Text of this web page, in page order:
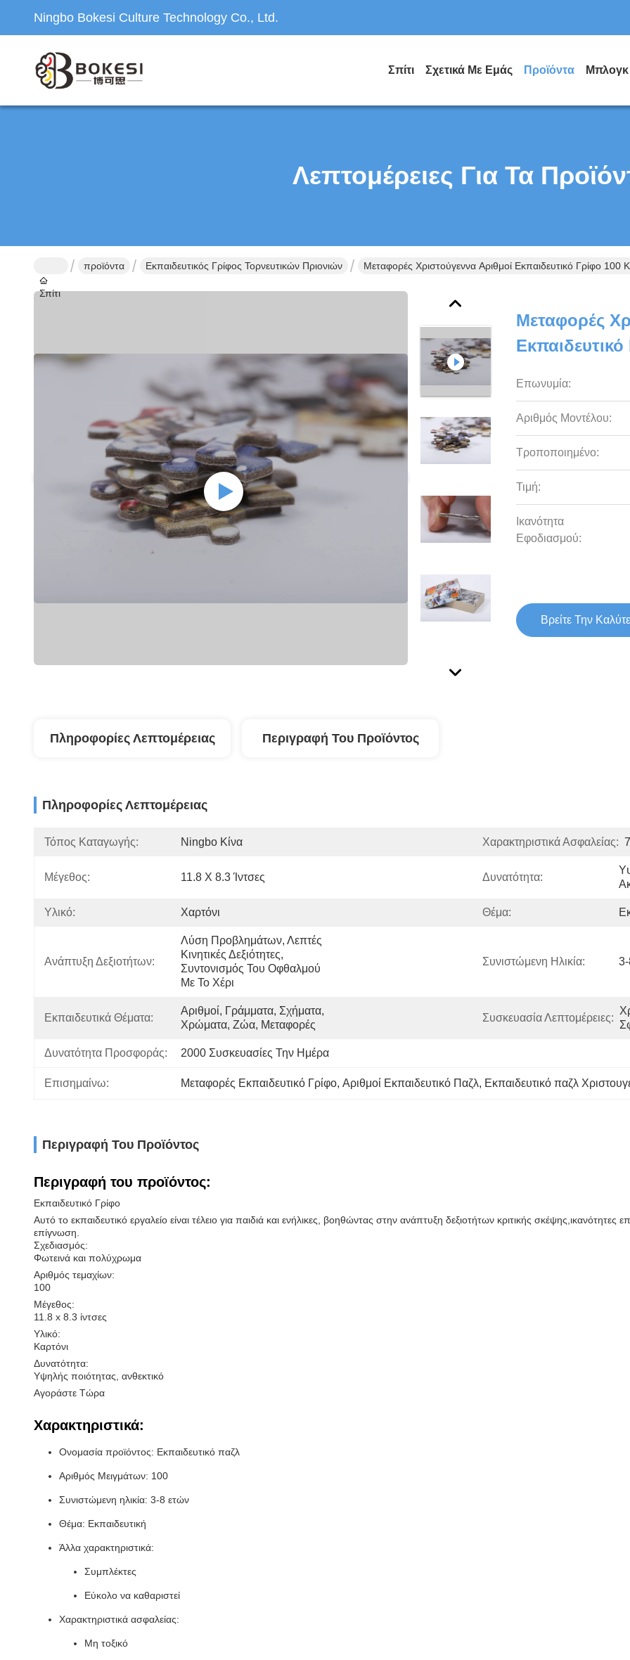
Ningbo Bokesi Culture Technology Co., Ltd.
Σπίτι Σχετικά Με Εμάς Προϊόντα Μπλογκ
Λεπτομέρειες Για Τα
Σπίτι
προϊόντα Εκπαιδευτικός Γρίφος Τορνευτικών Πριονιών Μεταφορές Χριστούγεννα Αριθμοί Εκπαιδευτικό Γρίφο 100
Μεταφορές
Επωνυμία:
Αριθμός Μοντέλου:
Τροποποιημένο:
Τιμή:
Ικανότητα
Εφοδιασμού:
Βρείτε Την
Πληροφορίες Λεπτομέρειας Περιγραφή Του Προϊόντος
Πληροφορίες Λεπτομέρειας
Τόπος Καταγωγής: Ningbo Κίνα Χαρακτηριστικά Ασφαλείας:
Μέγεθος: 11.8 X 8.3 Ίντσες Δυνατότητα:
Υλικό: Χαρτόνι Θέμα:
Ανάπτυξη Δεξιοτήτων:
Λύση Προβλημάτων, Λεπτές
Κινητικές Δεξιότητες,
Συντονισμός Του Οφθαλμού
Με Το Χέρι
Συνιστώμενη Ηλικία:
Εκπαιδευτικά Θέματα:
Αριθμοί, Γράμματα, Σχήματα,
Χρώματα, Ζώα, Μεταφορές
Συσκευασία Λεπτομέρειες:
Δυνατότητα Προσφοράς: 2000 Συσκευασίες Την Ημέρα
Επισημαίνω: Μεταφορές Εκπαιδευτικό Γρίφο, Αριθμοί Εκπαιδευτικό Παζλ, Εκπαιδευτικό παζλ
Περιγραφή Του Προϊόντος
Περιγραφή του προϊόντος:
Εκπαιδευτικό Γρίφο
Αυτό το εκπαιδευτικό εργαλείο είναι τέλειο για παιδιά και ενήλικες, βοηθώντας στην ανάπτυξη δεξιοτήτων κριτικής
επίγνωση.
Σχεδιασμός:
Φωτεινά και πολύχρωμα
Αριθμός τεμαχίων:
100
Μέγεθος:
11.8 x 8.3 ίντσες
Υλικό:
Καρτόνι
Δυνατότητα:
Υψηλής ποιότητας, ανθεκτικό
Αγοράστε Τώρα
Χαρακτηριστικά:
Ονομασία προϊόντος: Εκπαιδευτικό παζλ
Αριθμός Μειγμάτων: 100
Συνιστώμενη ηλικία: 3-8 ετών
Θέμα: Εκπαιδευτική
Άλλα χαρακτηριστικά:
Συμπλέκτες
Εύκολο να καθαριστεί
Χαρακτηριστικά ασφαλείας:
Μη τοξικό